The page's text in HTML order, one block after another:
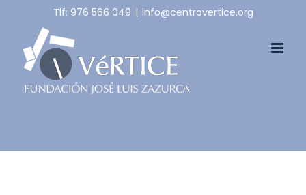
content
Tlf: 976 566 049 | info@centrovertice.org